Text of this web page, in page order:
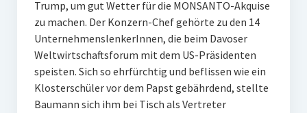
Trump, um gut Wetter für die MONSANTO-Akquise
zu machen. Der Konzern-Chef gehörte zu den 14
UnternehmenslenkerInnen, die beim Davoser
Weltwirtschaftsforum mit dem US-Präsidenten
speisten. Sich so ehrfürchtig und beflissen wie ein
Klosterschüler vor dem Papst gebährdend, stellte
Baumann sich ihm bei Tisch als Vertreter